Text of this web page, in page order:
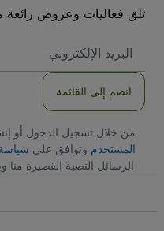
تلق فعاليات وعروض رائعة
الاكتروني
انضم إلى القائمة
من خلال تسجيل الدخول أو
المستخدم وتوافق على
الرسائل النصية القصيرة